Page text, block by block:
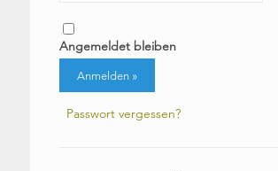
Angemeldet bleiben
Passwort vergessen?